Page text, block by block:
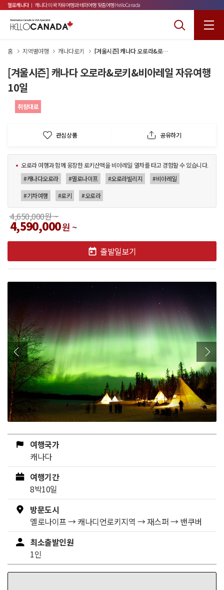
헬로캐나다 ㅣ 캐나다 미국 자유여행과 테마여행 맞춤여행 HelloCanada
홈 지역별여행 캐나다로키 [겨울시즌] 캐나다 오로라&로키&비아레일 자유여행 10일
[겨울시즌] 캐나다 오로라&로키&비아레일 자유여행
10일
취향대로
관심상품 공유하기
오로라 여행과 함께 웅장한 로키산맥을 비아레일 열차를 타고 경험할 수 있습니다.
#캐나다오로라
#옐로나이프 #오로라빌리지
#비아레일
#기차여행
#로키 #오로라
4,650,000원 ~
4,590,000원 ~
출발일보기
여행국가
캐나다
여행기간
8박10일
방문도시
옐로나이프→캐나디언로키지역 →재스퍼→밴쿠버
최소출발인원
1인